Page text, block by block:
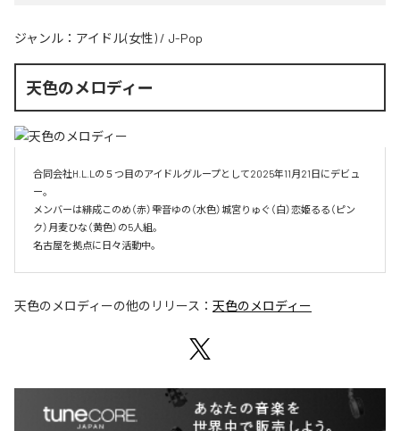
ジャンル： アイドル(女性) / J-Pop
天色のメロディー
合同会社H.L.Lの５つ目のアイドルグループとして2025年11月21日にデビュ
ー。
メンバーは緋成このめ（赤）雫音ゆの（水色）城宮りゅぐ（白）恋姫るる（ピン
ク）月麦ひな（黄色）の5人組。
名古屋を拠点に日々活動中。
天色のメロディーの他のリリース： 天色のメロディー